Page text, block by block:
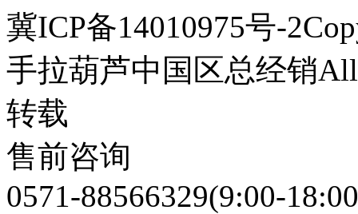
冀ICP备14010975号-2
手拉葫芦中国区总经销
转载
售前咨询
0571-88566329(9:00-